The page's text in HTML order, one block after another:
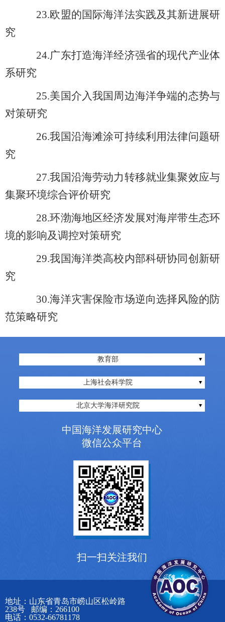
23.欧盟的国际海洋法实践及其新进展研
究
24.广东打造海洋经济强省的现代产业体
系研究
25.美国介入我国周边海洋争端的态势与
对策研究
26.我国沿海滩涂可持续利用法律问题研
究
27.我国沿海劳动力转移就业集聚效应与
集聚环境综合评价研究
28.环渤海地区经济发展对海岸带生态环
境的影响及调控对策研究
29.我国海洋类高校内部科研协同创新研
究
30.海洋灾害保险市场逆向选择风险的防
范策略研究
教育部
上海社会科学院
北京大学海洋研究院
中国海洋发展研究中心
微信公众平台
扫一扫关注我们
地址：山东省青岛市崂山区松岭路
238号 邮编：266100
电话：0532-66781178